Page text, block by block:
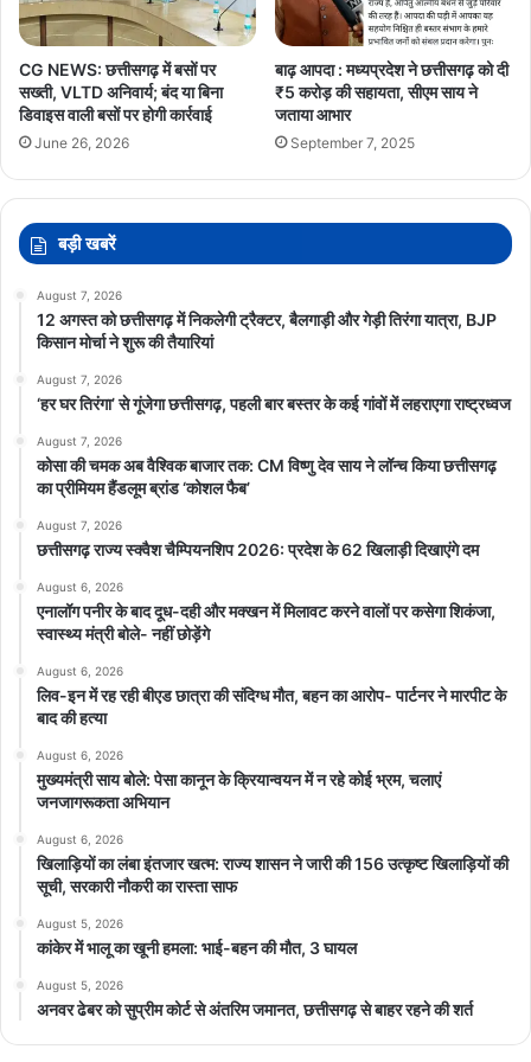
CG NEWS: छत्तीसगढ़ में बसों पर
सख्ती, VLTD अनिवार्य; बंद या बिना
डिवाइस वाली बसों पर होगी कार्रवाई
June 26, 2026
बाढ़ आपदा : मध्यप्रदेश ने छत्तीसगढ़ को दी
₹5 करोड़ की सहायता, सीएम साय ने
जताया आभार
September 7, 2025
बड़ी खबरें
August 7, 2026
12 अगस्त को छत्तीसगढ़ में निकलेगी ट्रैक्टर, बैलगाड़ी और गेड़ी तिरंगा यात्रा, BJP
किसान मोर्चा ने शुरू की तैयारियां
August 7, 2026
‘हर घर तिरंगा’ से गूंजेगा छत्तीसगढ़, पहली बार बस्तर के कई गांवों में लहराएगा राष्ट्रध्वज
August 7, 2026
कोसा की चमक अब वैश्विक बाजार तक: CM विष्णु देव साय ने लॉन्च किया छत्तीसगढ़
का प्रीमियम हैंडलूम ब्रांड ‘कोशल फैब’
August 7, 2026
छत्तीसगढ़ राज्य स्क्वैश चैम्पियनशिप 2026: प्रदेश के 62 खिलाड़ी दिखाएंगे दम
August 6, 2026
एनालॉग पनीर के बाद दूध-दही और मक्खन में मिलावट करने वालों पर कसेगा शिकंजा,
स्वास्थ्य मंत्री बोले- नहीं छोड़ेंगे
August 6, 2026
लिव-इन में रह रही बीएड छात्रा की संदिग्ध मौत, बहन का आरोप- पार्टनर ने मारपीट के
बाद की हत्या
August 6, 2026
मुख्यमंत्री साय बोले: पेसा कानून के क्रियान्वयन में न रहे कोई भ्रम, चलाएं
जनजागरूकता अभियान
August 6, 2026
खिलाड़ियों का लंबा इंतजार खत्म: राज्य शासन ने जारी की 156 उत्कृष्ट खिलाड़ियों की
सूची, सरकारी नौकरी का रास्ता साफ
August 5, 2026
कांकेर में भालू का खूनी हमला: भाई-बहन की मौत, 3 घायल
August 5, 2026
अनवर ढेबर को सुप्रीम कोर्ट से अंतरिम जमानत, छत्तीसगढ़ से बाहर रहने की शर्त